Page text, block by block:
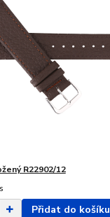
R22902/12
Přidat do košíku